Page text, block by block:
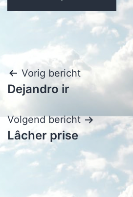
Bericht
navigatie
Vorig bericht
Dejandro ir
Volgend bericht
Lâcher prise